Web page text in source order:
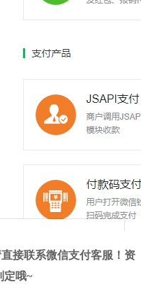
接联系微信支付客服！资
定哦~